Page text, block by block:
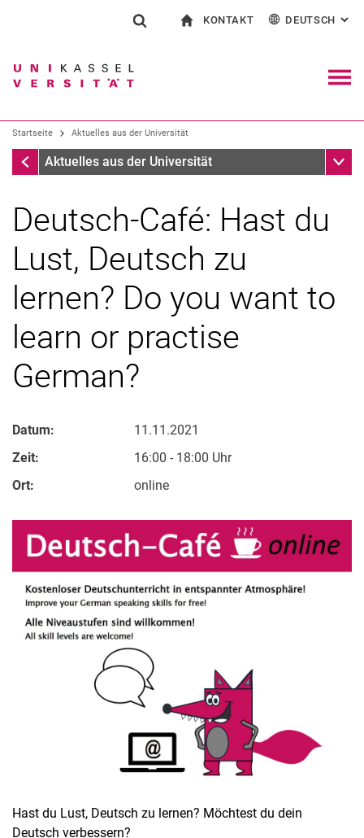
Springe direkt zu: Inhalt
Springe direkt zu: Suche
Springe direkt zu:
Suchen (öffnet externen Link in einem
KONTAKT
Kontakt für Presse und Öffentlichkeit
Einrichtungen suchen
DEUTSCH :
Startseite Aktuelles aus der Universität
Startseite
Aktuelles aus der Universität
Deutsch-Café: Hast du
Lust, Deutsch zu
lernen? Do you want to
learn or practise
German?
Datum:
11.11.2021
Zeit:
16:00 - 18:00 Uhr
Ort:
online
Hast du Lust, Deutsch zu lernen? Möchtest du dein
Deutsch verbessern?